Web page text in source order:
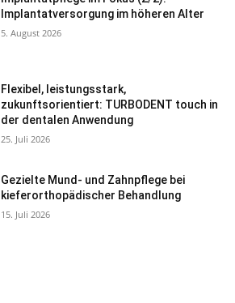
Implantatversorgung im höheren Alter
5. August 2026
Flexibel, leistungsstark,
zukunftsorientiert: TURBODENT touch in
der dentalen Anwendung
25. Juli 2026
Gezielte Mund- und Zahnpflege bei
kieferorthopädischer Behandlung
15. Juli 2026